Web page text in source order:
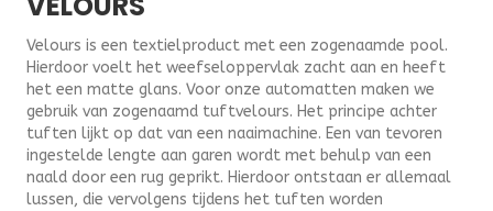
Velours is een textielproduct met een zogenaamde pool.
Hierdoor voelt het weefseloppervlak zacht aan en heeft
het een matte glans. Voor onze automatten maken we
gebruik van zogenaamd tuftvelours. Het principe achter
tuften lijkt op dat van een naaimachine. Een van tevoren
ingestelde lengte aan garen wordt met behulp van een
naald door een rug geprikt. Hierdoor ontstaan er allemaal
lussen, die vervolgens tijdens het tuften worden